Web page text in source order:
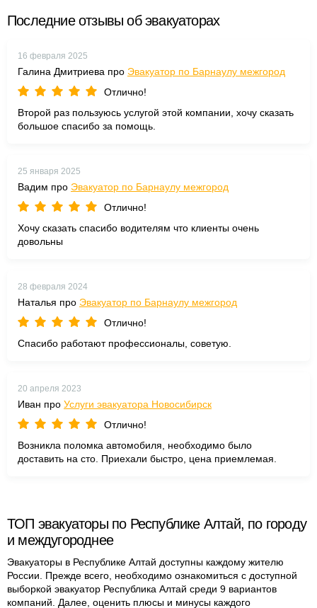
Последние отзывы об эвакуаторах
16 февраля 2025
Галина Дмитриева про Эвакуатор по Барнаулу межгород
Отлично!
Второй раз пользуюсь услугой этой компании, хочу сказать
большое спасибо за помощь.
25 января 2025
Вадим про Эвакуатор по Барнаулу межгород
Отлично!
Хочу сказать спасибо водителям что клиенты очень
довольны
28 февраля 2024
Наталья про Эвакуатор по Барнаулу межгород
Отлично!
Спасибо работают профессионалы, советую.
20 апреля 2023
Иван про Услуги эвакуатора Новосибирск
Отлично!
Возникла поломка автомобиля, необходимо было
доставить на сто. Приехали быстро, цена приемлемая.
ТОП эвакуаторы по Республике Алтай, по городу
и междугороднее
Эвакуаторы в Республике Алтай доступны каждому жителю
России. Прежде всего, необходимо ознакомиться с доступной
выборкой эвакуатор Республика Алтай среди 9 вариантов
компаний. Далее, оценить плюсы и минусы каждого